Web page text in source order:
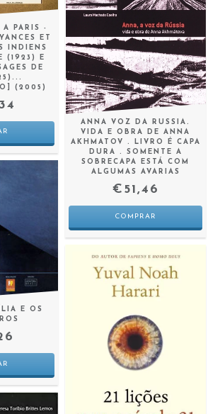
A PARIS -
ET
INDIENS
(1923) E
DE
(2005)
ANNA VOZ DA RUSSIA.
VIDA E OBRA DE ANNA
AKHMATOV . LIVRO É CAPA
DURA . SOMENTE A
SOBRECAPA ESTÁ COM
ALGUMAS AVARIAS
€51,46
E OS